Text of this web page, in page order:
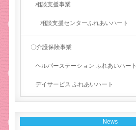
相談支援事業
相談支援センターふれあいハート
〇介護保険事業
ヘルパーステーション ふれあいハート
デイサービス ふれあいハート
News